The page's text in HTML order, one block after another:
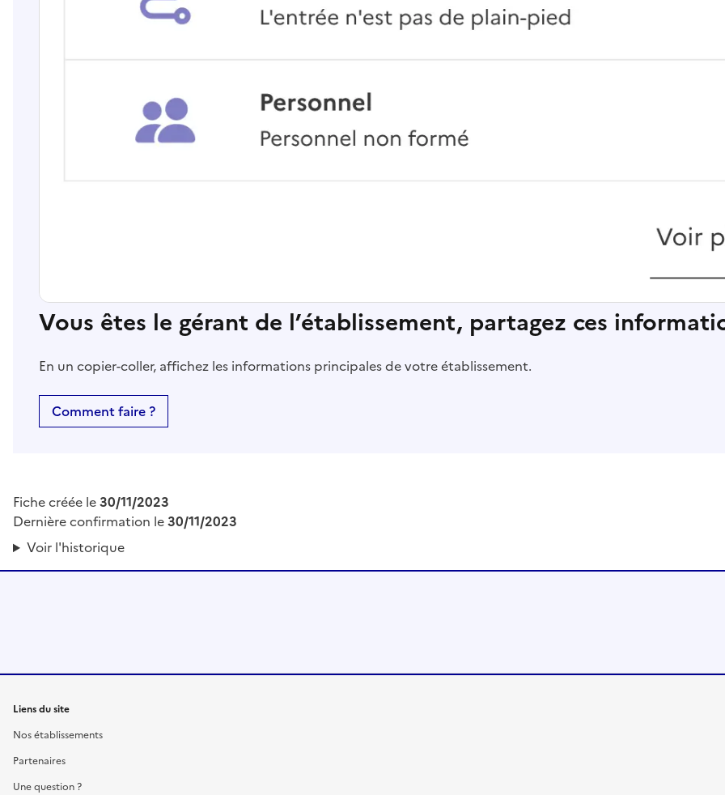
Vous êtes le gérant de l’établissement, partagez ces
En un copier-coller, affichez les informations principales de votre établissement.
Comment faire ?
Fiche créée le30/11/2023
Dernière confirmation le30/11/2023
Voir l'historique
Liens du site
Nos établissements
Partenaires
Une question ?